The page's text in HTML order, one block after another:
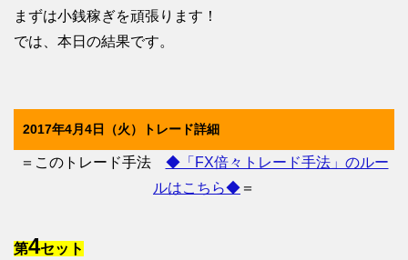
まずは小銭稼ぎを頑張ります！
では、本日の結果です。
2017年4月4日（火）トレード詳細
＝このトレード手法 ◆「FX倍々トレード手法」のルー
ルはこちら◆ ＝
第4セット